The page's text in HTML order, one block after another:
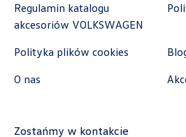
Auto-Gazda
ul. Warszawska 360,
Regulamin katalogu
akcesoriów VOLKSWAGEN
Polityka plików cookies
O nas
Zostańmy w kontakcie